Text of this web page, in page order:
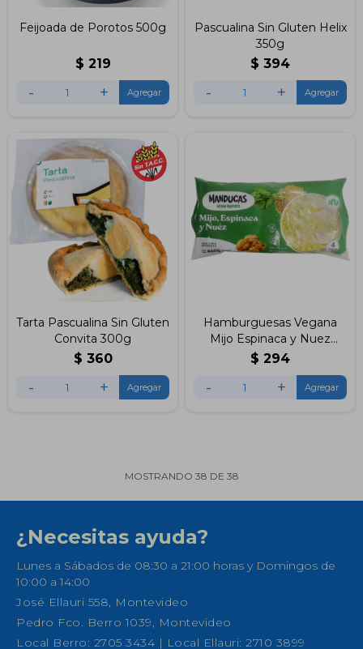
Feijoada de Porotos 500g
$ 219
- +
Pascualina Sin Gluten Helix
350g
$ 394
- +
Tarta Pascualina Sin Gluten
Convita 300g
$ 360
- +
Hamburguesas Vegana
Mijo Espinaca y Nuez
x4uds
$ 294
- +
MOSTRANDO 38 DE 38
¿Necesitas ayuda?
Lunes a Sábados de 08:30 a 21:00 horas y Domingos de
10:00 a 14:00
José Ellauri 558, Montevideo
Pedro Fco. Berro 1039, Montevideo
Local Berro: 2705 3434 | Local Ellauri: 2710 3899